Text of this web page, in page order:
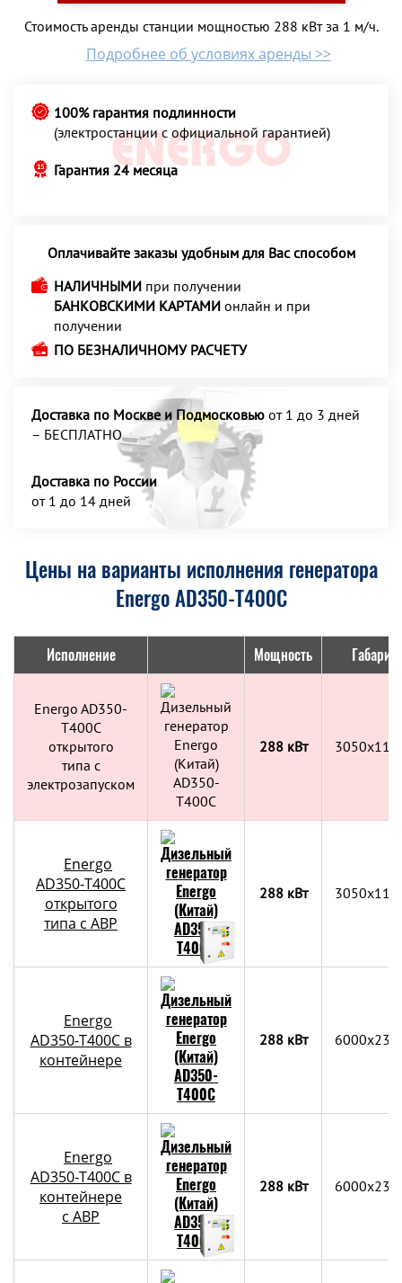
Стоимость аренды станции мощностью 288 кВт за 1 м/ч.
Подробнее об условиях аренды >>
100% гарантия подлинности
(электростанции с официальной гарантией)
Гарантия 24 месяца
Оплачивайте заказы удобным для Вас способом
НАЛИЧНЫМИ при получении
БАНКОВСКИМИ КАРТАМИ онлайн и при
получении
ПО БЕЗНАЛИЧНОМУ РАСЧЕТУ
Доставка по Москве и Подмосковью от 1 до 3 дней
– БЕСПЛАТНО
Доставка по России
от 1 до 14 дней
Цены на варианты исполнения генератора
Energo AD350-T400C
Исполнение Мощность
Energo AD350-
T400C
открытого
типа с
электрозапуском
288 кВт
Energo
AD350-T400C
открытого
типа с АВР
288 кВт
Energo
AD350-T400C в
контейнере
288 кВт
Energo
AD350-T400C в
контейнере
c АВР
288 кВт